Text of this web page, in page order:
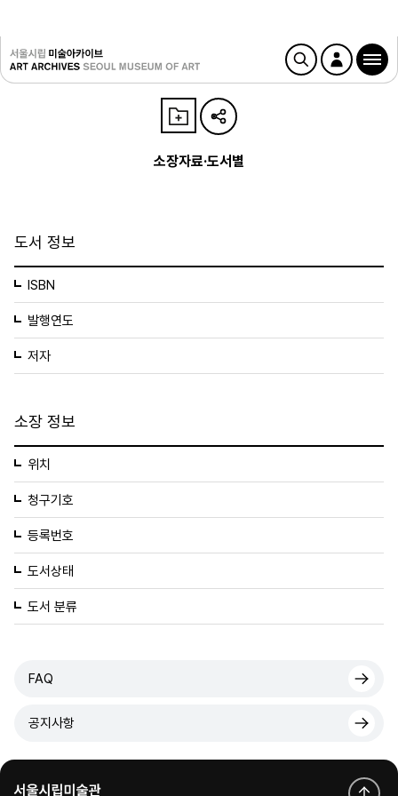
소장자료·도서별
도서 정보
ISBN
발행연도
저자
소장 정보
위치
청구기호
등록번호
도서상태
도서 분류
FAQ
공지사항